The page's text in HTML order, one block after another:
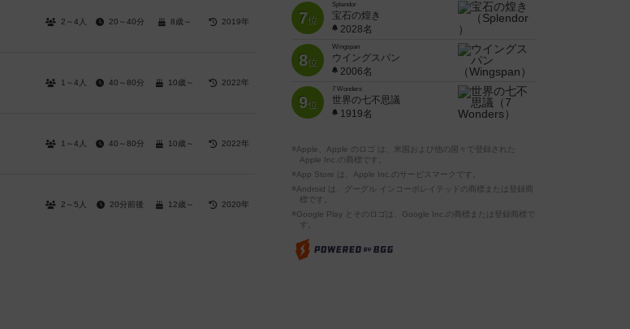
2～4人 20～40分 8歳～ 2019年
1～4人 40～80分 10歳～ 2022年
1～4人 40～80分 10歳～ 2022年
2～5人 20分前後 12歳～ 2020年
7位
Splendor
宝石の煌き
2028名
8位
Wingspan
ウイングスパン
2006名
9位
7 Wonders
世界の七不思議
1919名
※Apple、Apple のロゴ は、米国および他の国々で登録された
Apple Inc.の商標です。
※App Store は、Apple Inc.のサービスマークです。
※Android は、グーグル インコーポレイテッドの商標または登録商
標です。
※Google Play とそのロゴは、Google Inc.の商標または登録商標で
す。